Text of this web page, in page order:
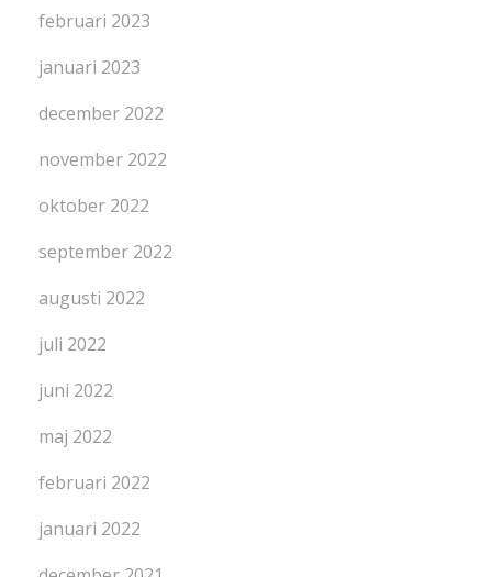
februari 2023
januari 2023
december 2022
november 2022
oktober 2022
september 2022
augusti 2022
juli 2022
juni 2022
maj 2022
februari 2022
januari 2022